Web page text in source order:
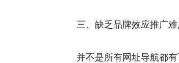
三、缺乏品牌效应推广难
并不是所有网址导航都